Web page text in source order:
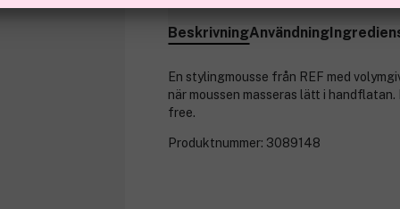
BeskrivningAnvändning
En stylingmousse från REF med
när moussen masseras lätt i
free.
Produktnummer: 3089148